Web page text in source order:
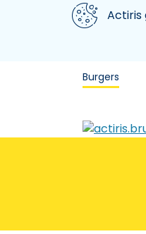
Aller au contenu principal
We gebruiken cookies
Actiris
Burgers